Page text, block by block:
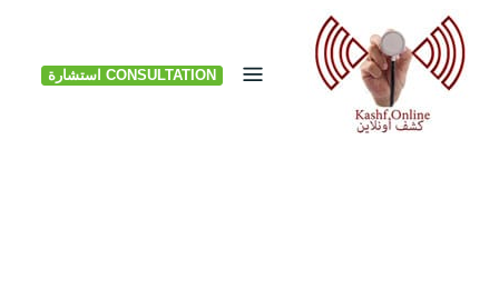
Skip
content
CONSULTATION استشارة